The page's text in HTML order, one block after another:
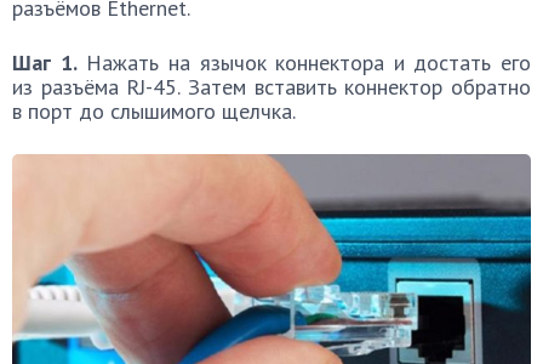
разъёмов Ethernet.
Шаг 1.Нажать на язычок коннектора и достать его
из разъёма RJ-45. Затем вставить коннектор обратно
в порт до слышимого щелчка.